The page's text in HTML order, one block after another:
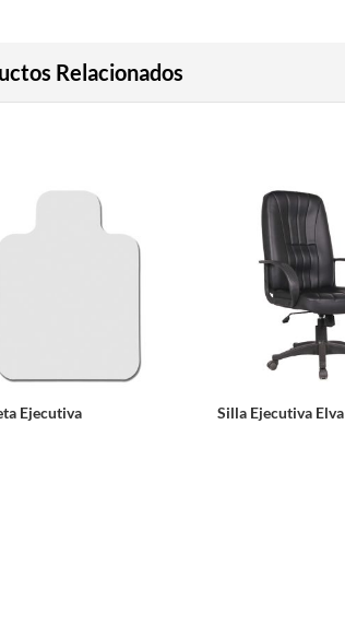
Relacionados
Ejecutiva Silla Ejecutiva